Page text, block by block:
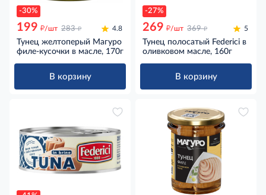
-30%
199 д/шт 283 д 4.8
Тунец желтоперый Магуро
филе-кусочки в масле, 170г
В корзину
-27%
269 д/шт 369 д 5
Тунец полосатый Federici в
оливковом масле, 160г
В корзину